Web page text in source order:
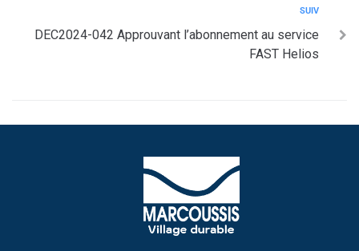
SUIV
DEC2024-042 Approuvant l’abonnement au service
FAST Helios